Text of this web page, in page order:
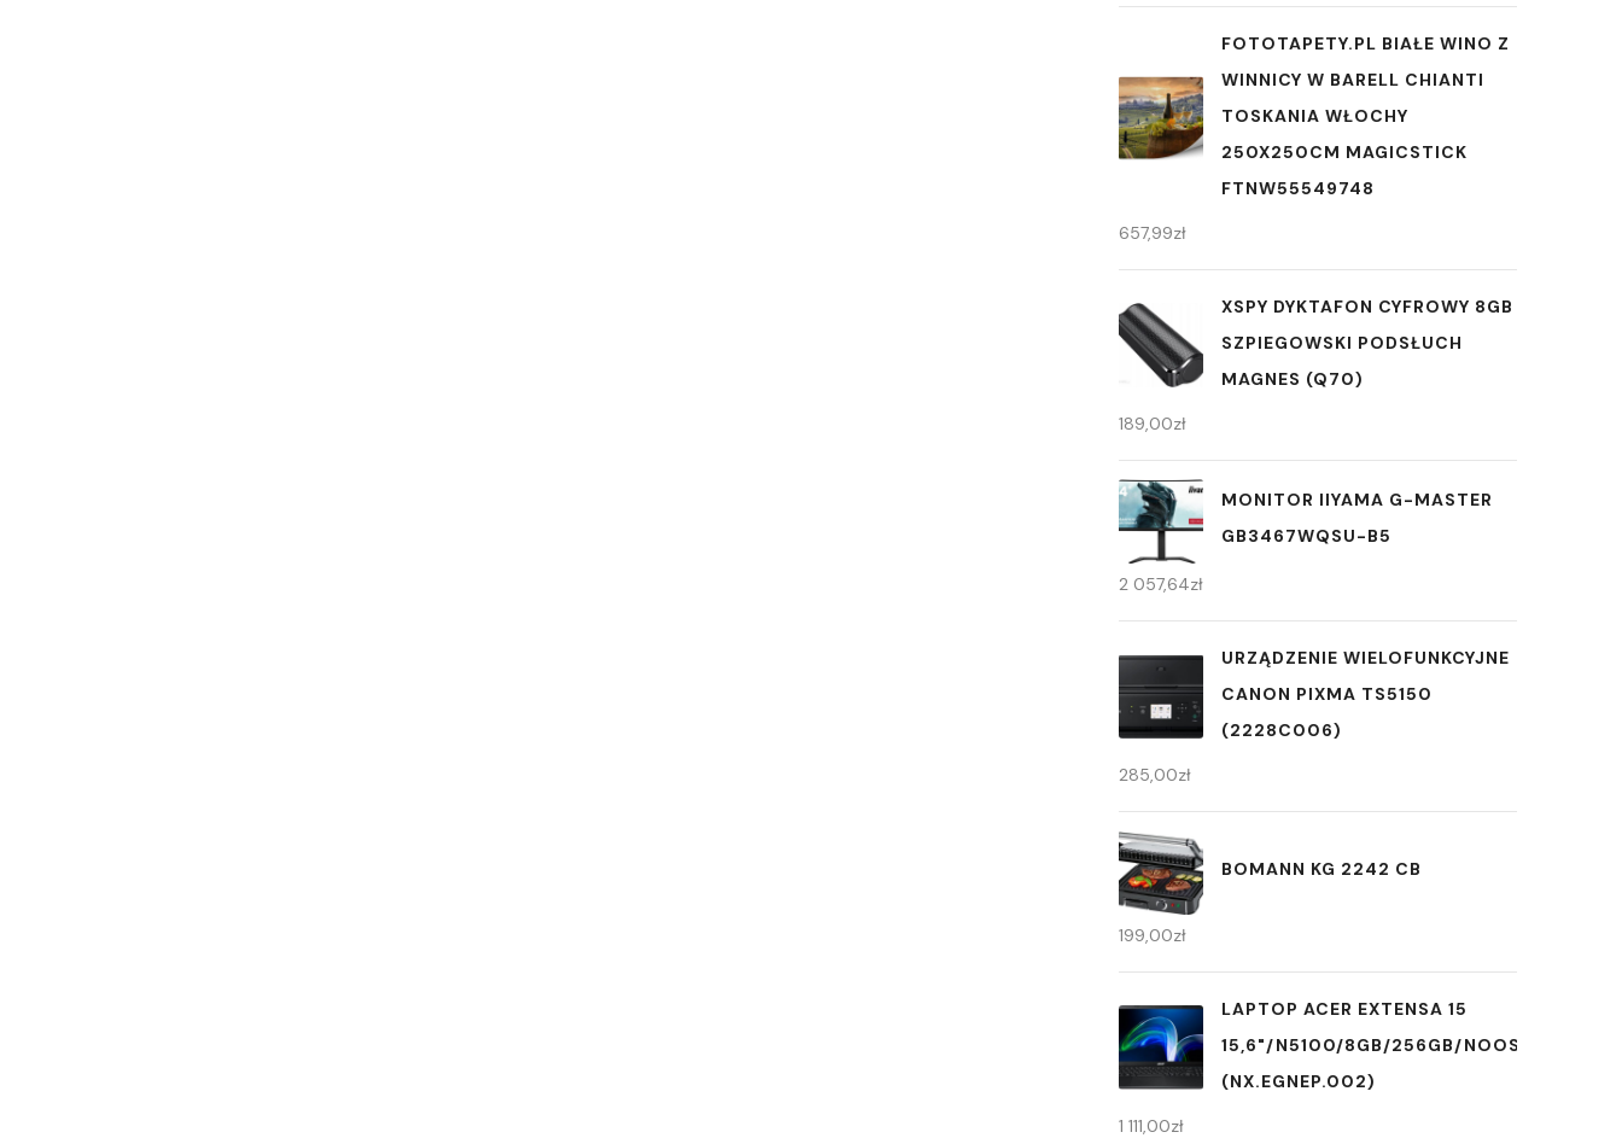
FOTOTAPETY.PL BIAŁE WINO Z
WINNICY W BARELL CHIANTI
TOSKANIA WŁOCHY
250X250CM MAGICSTICK
FTNW55549748
657,99zł
XSPY DYKTAFON CYFROWY 8GB
SZPIEGOWSKI PODSŁUCH
MAGNES (Q70)
189,00zł
MONITOR IIYAMA G-MASTER
GB3467WQSU-B5
2 057,64zł
URZĄDZENIE WIELOFUNKCYJNE
CANON PIXMA TS5150
(2228C006)
285,00zł
BOMANN KG 2242 CB
199,00zł
LAPTOP ACER EXTENSA 15
15,6"/N5100/8GB/256GB/NOOS
(NX.EGNEP.002)
1 111,00zł